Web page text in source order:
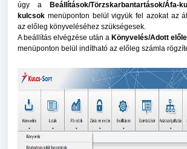
úgy a
Beállítások/Törzskarbantartások/Áfa-
kulcsok menüponton belül vigyük fel azokat az
az előleg könyveléséhez szükségesek.
A beállítás elvégzése után a Könyvelés/Adott
menüponton belül indítható az előleg számla